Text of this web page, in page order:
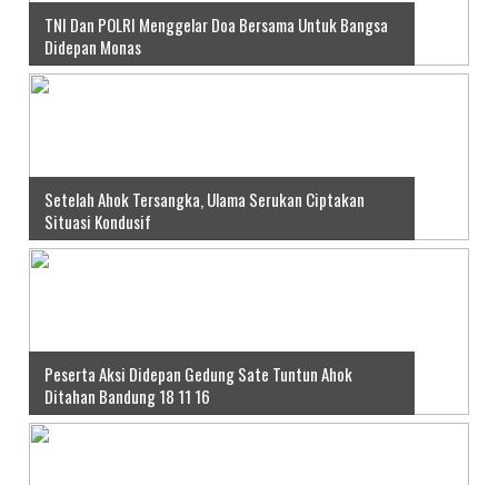
TNI Dan POLRI Menggelar Doa Bersama Untuk Bangsa
Didepan Monas
Setelah Ahok Tersangka, Ulama Serukan Ciptakan
Situasi Kondusif
Peserta Aksi Didepan Gedung Sate Tuntun Ahok
Ditahan Bandung 18 11 16